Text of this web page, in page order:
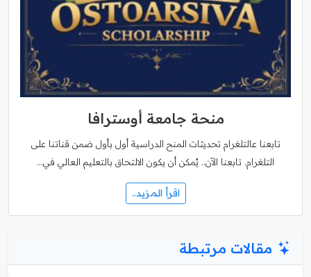
منحة جامعة أوسترافا
تابعنا عالتلغرام تحديثات المنح الدراسية أول بأول ضمن قناتنا على
التلغرام. تابعنا الآن.. يُمكن أن يكون الالتحاق بالتعليم العالي في…
اقرأ المزيد..
مقالات مرتبطة